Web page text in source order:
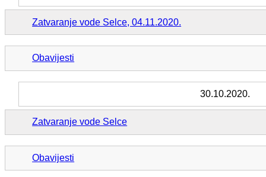
Zatvaranje vode Selce, 04.11.2020.
Obavijesti
30.10.2020.
Zatvaranje vode Selce
Obavijesti